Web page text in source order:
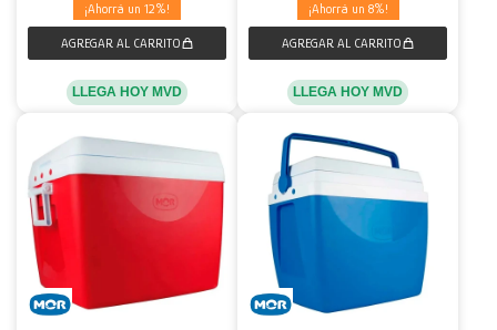
12
LLEGA HOY MVD
8
LLEGA HOY MVD